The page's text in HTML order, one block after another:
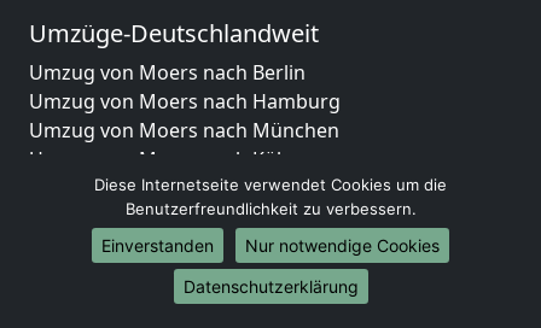
Umzüge-Deutschlandweit
Umzug von Moers nach Berlin
Umzug von Moers nach Hamburg
Umzug von Moers nach München
Umzug von Moers nach Köln
Umzug von Moers nach Frankfurt am Main
Umzug von Moers nach Stuttgart
Umzug von Moers nach Düsseldorf
Umzug von Moers nach Leipzig
Umzug von Moers nach Dortmund
Diese Internetseite verwendet Cookies um die
Benutzerfreundlichkeit zu verbessern.
Einverstanden
Nur notwendige Cookies
Datenschutzerklärung